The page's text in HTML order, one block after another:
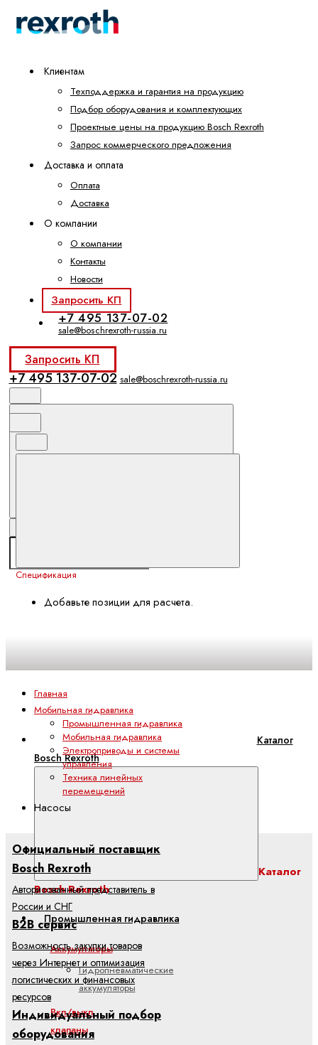
Клиентам
Техподдержка и гарантия на продукцию
Подбор оборудования и комплектующих
Проектные цены на продукцию Bosch Rexroth
Запрос коммерческого предложения
Доставка и оплата
Оплата
Доставка
О компании
О компании
Контакты
Новости
Запросить КП
+7 495 137-07-02
sale@boschrexroth-russia.ru
Запросить КП
+7 495 137-07-02 sale@boschrexroth-russia.ru
Спецификация
Добавьте позиции для расчета.
Каталог
Bosch Rexroth
Каталог
Bosch Rexroth
Промышленная гидравлика
Аккумуляторы
Гидропневматические
аккумуляторы
Вкл/выкл
клапаны
Главная
Мобильная гидравлика
Промышленная гидравлика
Мобильная гидравлика
Электроприводы и системы
управления
Техника линейных
перемещений
Насосы
Официальный поставщик
Bosch Rexroth
Авторизованный представитель в
России и СНГ
B2B сервис
Возможность закупки товаров
через Интернет и оптимизация
логистических и финансовых
ресурсов
Индивидуальный подбор
оборудования